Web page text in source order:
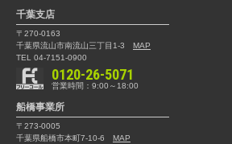
千葉支店
〒270-0163
千葉県流山市南流山三丁目1-3
MAP
TEL 04-7151-0900
0120-26-5071
営業時間：9:00～18:00
船橋事業所
〒273-0005
千葉県船橋市本町7-10-6
MAP